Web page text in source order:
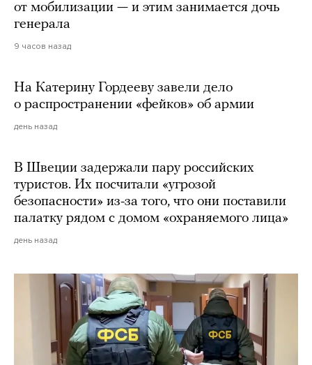
от мобилизации — и этим занимается дочь
генерала
9 часов назад
На Катерину Гордееву завели дело
о распространении «фейков» об армии
день назад
В Швеции задержали пару российских
туристов. Их посчитали «угрозой
безопасности» из-за того, что они поставили
палатку рядом с домом «охраняемого лица»
день назад